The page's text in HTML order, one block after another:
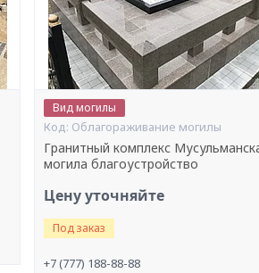
Вид могилы
Облагораживание могилы
Гранитный комплекс
могила благоустройство
Цену уточняйте
Под заказ
+7 (777) 188-88-88